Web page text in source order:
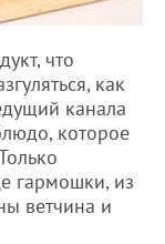
что
как
канала
которое
гармошки, из
ветчина и